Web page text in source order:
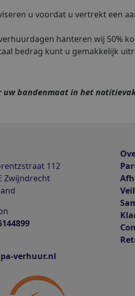
u voordat u vertrekt een
hanteren wij 50%
bedrag kunt u gemakkelijk
uw bandenmaat in het
112
Zwijndrecht
verhuur.nl